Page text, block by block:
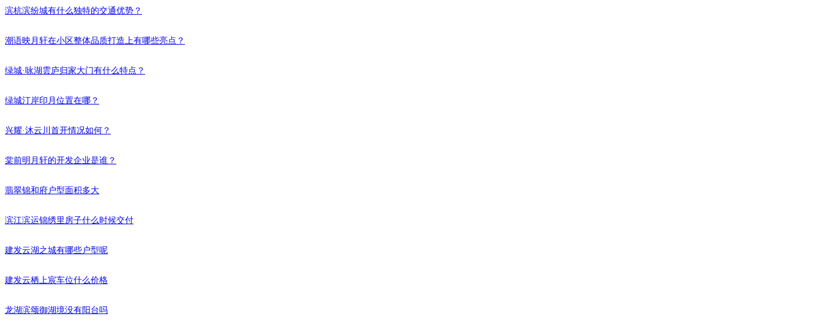
滨杭滨纷城有什么独特的交通优势？
潮语映月轩在小区整体品质打造上有哪些亮点？
绿城·咏湖雲庐归家大门有什么特点？
绿城汀岸印月位置在哪？
兴耀·沐云川首开情况如何？
棠前明月轩的开发企业是谁？
翡翠锦和府户型面积多大
滨江滨运锦绣里房子什么时候交付
建发云湖之城有哪些户型呢
建发云栖上宸车位什么价格
龙湖滨颂御湖境没有阳台吗